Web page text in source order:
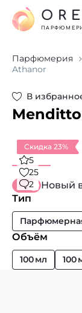
Парфюмерия
Athanor
В
Скидка 23%
5
25
2
Новый
Тип
Объём
100 мл 100